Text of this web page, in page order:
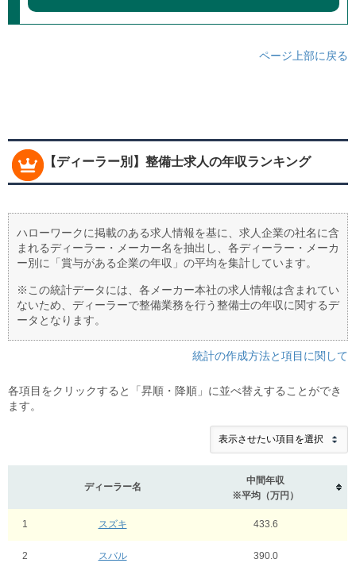
ページ上部に戻る
【ディーラー別】整備士求人の年収ランキング
ハローワークに掲載のある求人情報を基に、求人企業の社名に含
まれるディーラー・メーカー名を抽出し、各ディーラー・メーカ
ー別に「賞与がある企業の年収」の平均を集計しています。
※この統計データには、各メーカー本社の求人情報は含まれてい
ないため、ディーラーで整備業務を行う整備士の年収に関するデ
ータとなります。
統計の作成方法と項目に関して
各項目をクリックすると「昇順・降順」に並べ替えすることができ
ます。
1
2
ディーラー名
中間年収
※平均（万円）
スズキ 433.6
スバル 390.0